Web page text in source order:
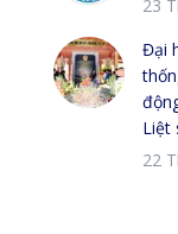
23
Đại
Liệt
22